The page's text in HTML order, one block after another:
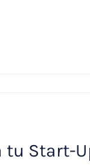
tu Start-